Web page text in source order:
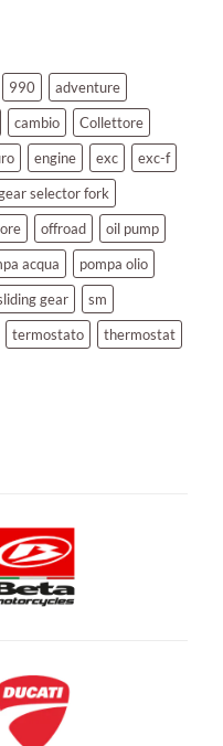
990
adventure
cambio
Collettore
engine exc
exc-f
selector fork
offroad
oil pump
acqua
pompa olio
gear
sm
termostato
thermostat